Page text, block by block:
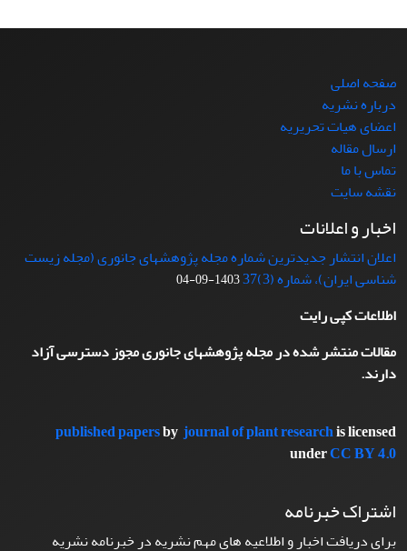
صفحه اصلی
درباره نشریه
اعضای هیات تحریریه
ارسال مقاله
تماس با ما
نقشه سایت
اخبار و اعلانات
اعلان انتشار جدیدترین شماره مجله پژوهشهای جانوری (مجله زیست
شناسی ایران)، شماره (3)37
1403-09-04
اطلاعات کپی رایت
مقالات منتشر شده در مجله پژوهشهای جانوری مجوز دسترسی آزاد
دارند.
published papersbyjournal of plant researchis licensed
underCC BY 4.0
اشتراک خبرنامه
برای دریافت اخبار و اطلاعیه های مهم نشریه در خبرنامه نشریه